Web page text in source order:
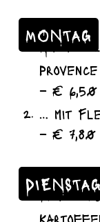
MONTAG
Provence
– €
… mit
– € 7,80
DIENSTAG